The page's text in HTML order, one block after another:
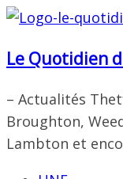
Passer
contenu
Le Quotidien
– Actualités
Broughton,
Lambton et